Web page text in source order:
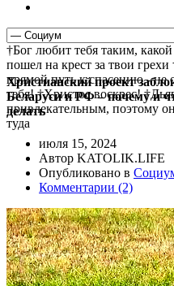
†Бог любит тебя таким,
пошел на крест за твои
прямой путь к спасению -
тебя! †Христос воскрес!
привлекательным, поэтому
туда
Христианский проект
Беларуси и РФ – почему и
делать
июля 15, 2024
Автор KATOLIK.LIFE
Опубликовано в
Комментарии (2)